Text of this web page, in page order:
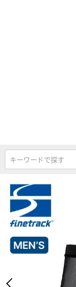
キーワードで探す